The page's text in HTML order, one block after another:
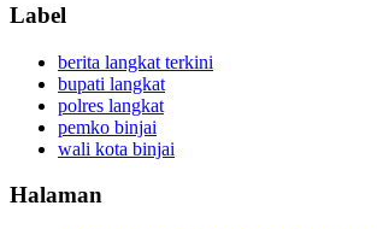
Label
berita langkat terkini
bupati langkat
polres langkat
pemko binjai
wali kota binjai
Halaman